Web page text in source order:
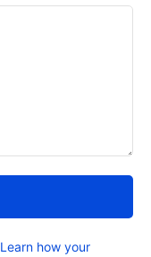
Learn how your